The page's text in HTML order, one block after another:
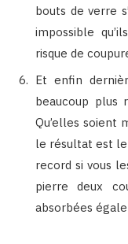
bouts de verre
impossible
risque de
Et enfin
beaucoup plus
Qu’elles soient
le résultat est
record si vous
pierre deux
absorbées